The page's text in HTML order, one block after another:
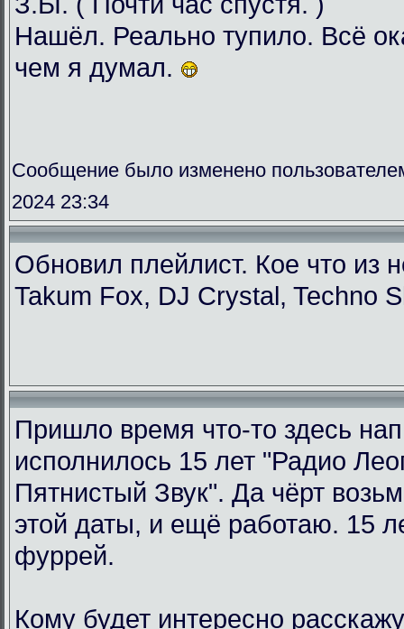
Нашёл. Реально тупило. Всё
чем я думал.
Сообщение было изменено
2024 23:34
Обновил плейлист. Кое что из
Takum Fox, DJ Crystal, Techno
Пришло время что-то здесь
исполнилось 15 лет "Радио
Пятнистый Звук". Да чёрт
этой даты, и ещё работаю. 15
фуррей.
Кому будет интересно